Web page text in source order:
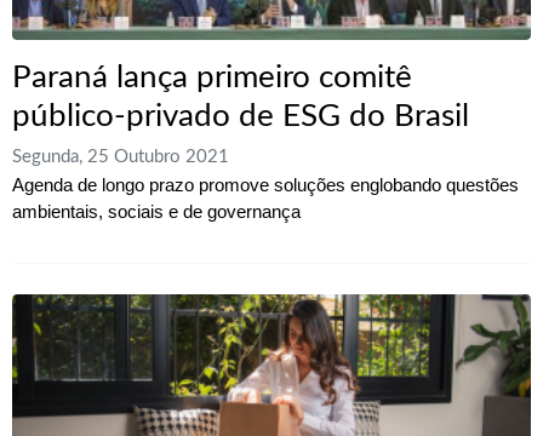
Paraná lança primeiro comitê
público-privado de ESG do Brasil
Segunda, 25 Outubro 2021
Agenda de longo prazo promove soluções englobando questões
ambientais, sociais e de governança